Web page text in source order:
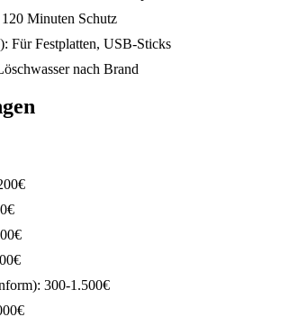
Minuten Schutz
Für Festplatten, USB-Sticks
nach Brand
300-1.500€